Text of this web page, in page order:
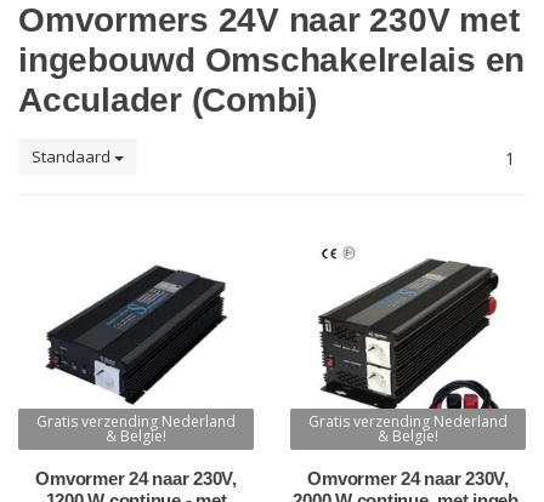
Omvormers 24V naar 230V met
ingebouwd Omschakelrelais en
Acculader (Combi)
Standaard 1
Gratis verzending Nederland
& Belgie!
Omvormer 24 naar 230V,
Gratis verzending Nederland
& Belgie!
Omvormer 24 naar 230V,